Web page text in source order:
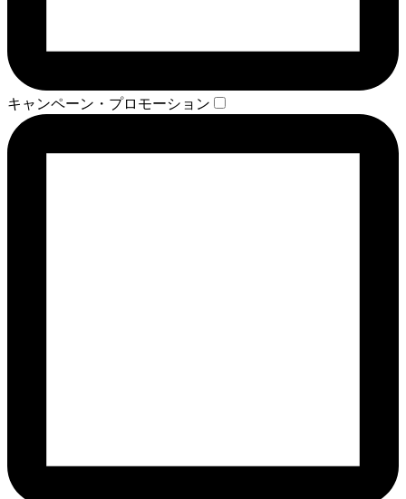
キャンペーン・プロモーション